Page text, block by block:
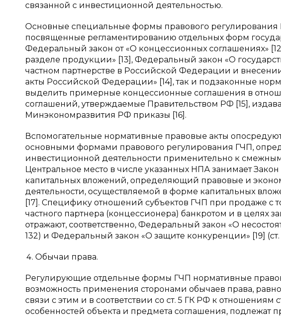
связанной с инвестиционной деятельностью.
Основные специальные формы правового регулирования
посвященные регламентированию отдельных форм
Федеральный закон от «О концессионных соглашениях»
разделе продукции» [13], Федеральный закон «О
частном партнерстве в Российской Федерации и
акты Российской Федерации» [14], так и подзаконные
выделить примерные концессионные соглашения в
соглашений, утверждаемые Правительством РФ [15],
Минэкономразвития РФ приказы [16].
Вспомогательные нормативные правовые акты
основными формами правового регулирования ГЧП,
инвестиционной деятельности применительно к
Центральное место в числе указанных НПА занимает
капитальных вложений, определяющий правовые и
деятельности, осуществляемой в форме капитальных
[17]. Специфику отношений субъектов ГЧП при продаже с
частного партнера (концессионера) банкротом и в целях
отражают, соответственно, Федеральный закон «О
132) и Федеральный закон «О защите конкуренции» [19] (ст.
Обычаи права.
Регулирующие отдельные формы ГЧП нормативные
возможность применения сторонами обычаев права,
связи с этим и в соответствии со ст. 5 ГК РФ к
особенностей объекта и предмета соглашения,